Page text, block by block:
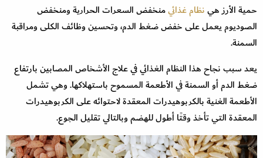
حمية الأرز هينظام غذائيمنخفض السعرات الحرارية ومنخفض
الصوديوم يعمل على خفض ضغط الدم، وتحسين وظائف الكلى ومراقبة
السمنة.
يعد سبب نجاح هذا النظام الغذائي في علاج الأشخاص المصابين بارتفاع
ضغط الدم أو السمنة في الأطعمة المسموح باستهلاكها. وهي تشمل
الأطعمة الغنية بالكربوهيدرات المعقدة لاحتوائه على الكربوهيدرات
المعقدة التي تأخذ وقتًا أطول للهضم وبالتالي تقليل الجوع.